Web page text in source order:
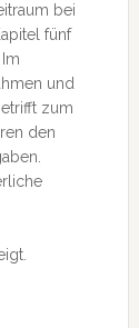
bei
fünf
und
zum
den